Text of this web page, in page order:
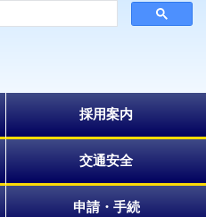
採用案内
交通安全
申請・手続